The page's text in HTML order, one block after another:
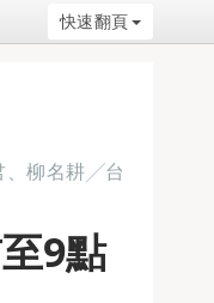
快速翻頁
、柳名耕╱台
9點